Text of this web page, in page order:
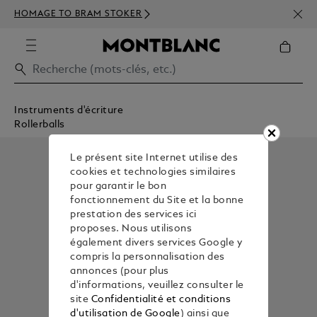
HOMAGE TO BRAM STOKER
350€
Instruments d'écriture
Rollerballs
Le présent site Internet utilise des
cookies et technologies similaires
pour garantir le bon
fonctionnement du Site et la bonne
prestation des services ici
proposes. Nous utilisons
également divers services Google y
compris la personnalisation des
annonces (pour plus
d'informations, veuillez consulter le
site Confidentialité et conditions
d'utilisation de Google) ainsi que